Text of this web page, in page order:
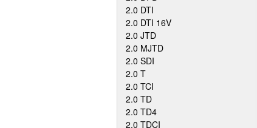
2.0 DTI
2.0 DTI 16V
2.0 JTD
2.0 MJTD
2.0 SDI
2.0 T
2.0 TCI
2.0 TD
2.0 TD4
2.0 TDCI